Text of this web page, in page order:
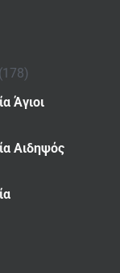
(178)
Άγιοι
Αιδηψός